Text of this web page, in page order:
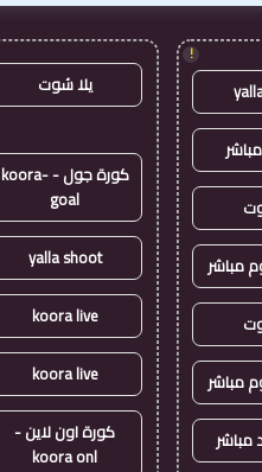
!
مباشر
مباشر
مباشر
يلا شوت
كورة جول - koora-
goal
yalla shoot
koora live
koora live
كورة اون لاين -
koora onl